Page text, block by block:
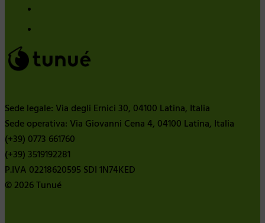
Sede legale: Via degli Ernici 30, 04100 Latina, Italia
Sede operativa: Via Giovanni Cena 4, 04100 Latina, Italia
(+39) 0773 661760
(+39) 3519192281
P.IVA 02218620595 SDI 1N74KED
© 2026 Tunué